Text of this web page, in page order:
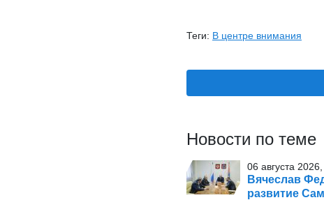
Теги: В центре внимания
Новости по теме
06 августа
Вячеслав
развитие